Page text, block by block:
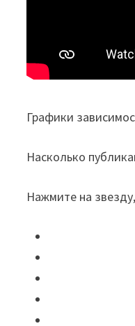
Графики
Насколько
Нажмите на